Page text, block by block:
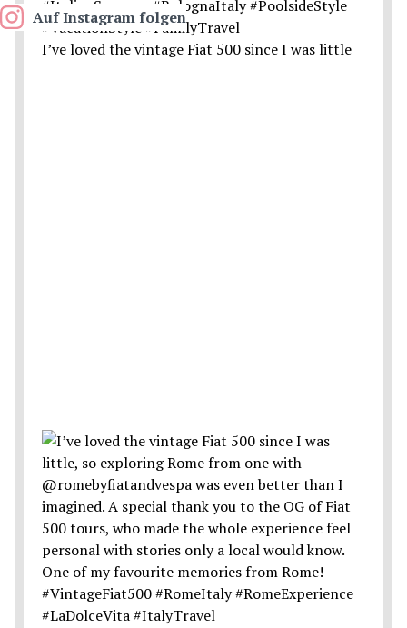
I’ve loved the vintage Fiat 500 since I was little
Auf Instagram folgen